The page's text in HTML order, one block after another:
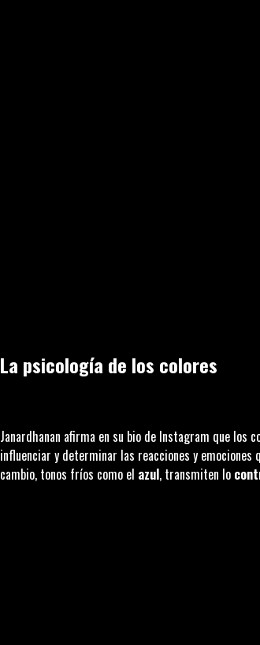
La psicología de los colores
Janardhanan afirma en su bio de Instagram que los
influenciar y determinar las reacciones y emociones
cambio, tonos fríos como el azul, transmiten lo